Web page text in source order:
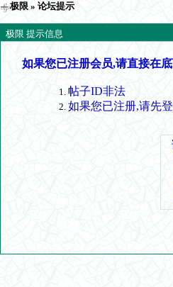
极限 » 论坛提示
极限 提示信息
如果您已注册会员,请直接在
帖子ID非法
如果您已注册,请先